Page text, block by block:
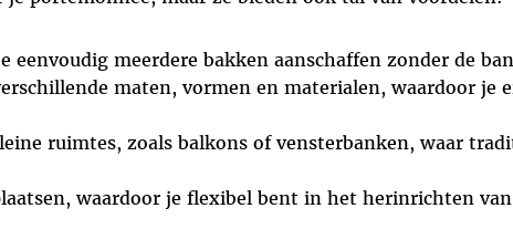
eenvoudig meerdere bakken aanschaffen zonder de
maten, vormen en materialen, waardoor je
ruimtes, zoals balkons of vensterbanken, waar
waardoor je flexibel bent in het herinrichten van